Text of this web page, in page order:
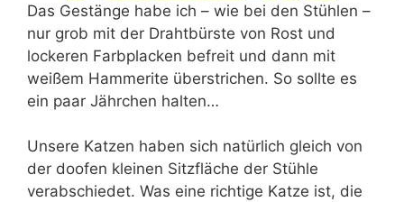
Das Gestänge habe ich – wie bei den Stühlen –
nur grob mit der Drahtbürste von Rost und
lockeren Farbplacken befreit und dann mit
weißem Hammerite überstrichen. So sollte es
ein paar Jährchen halten…
Unsere Katzen haben sich natürlich gleich von
der doofen kleinen Sitzfläche der Stühle
verabschiedet. Was eine richtige Katze ist, die